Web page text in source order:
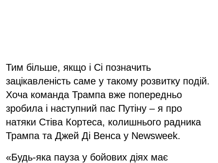
Тим більше, якщо і Сі позначить
зацікавленість саме у такому розвитку подій.
Хоча команда Трампа вже попередньо
зробила і наступний пас Путіну – я про
натяки Стіва Кортеса, колишнього радника
Трампа та Джей Ді Венса у Newsweek.
«Будь-яка пауза у бойових діях має